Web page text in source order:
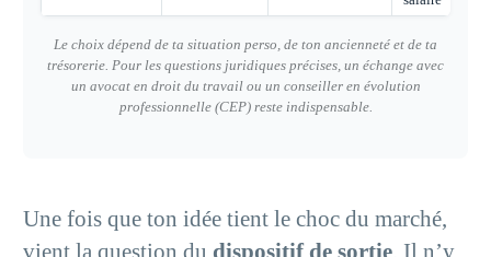
Le choix dépend de ta situation perso, de ton ancienneté et de ta
trésorerie. Pour les questions juridiques précises, un échange avec
un avocat en droit du travail ou un conseiller en évolution
professionnelle (CEP) reste indispensable.
Une fois que ton idée tient le choc du marché,
vient la question du dispositif de sortie. Il n’y